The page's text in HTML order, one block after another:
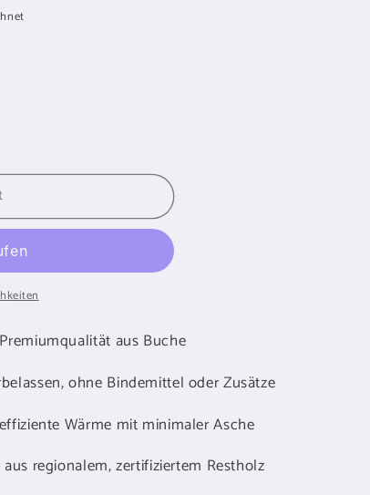
aus Buche
ohne Bindemittel oder Zusätze
Wärme mit minimaler Asche
regionalem, zertifiziertem Restholz